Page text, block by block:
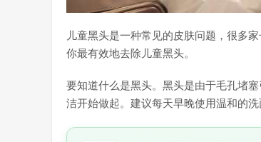
儿童黑头是一种常见的皮肤问题，很多
你最有效地去除儿童黑头。
要知道什么是黑头。黑头是由于毛孔堵
洁开始做起。建议每天早晚使用温和的